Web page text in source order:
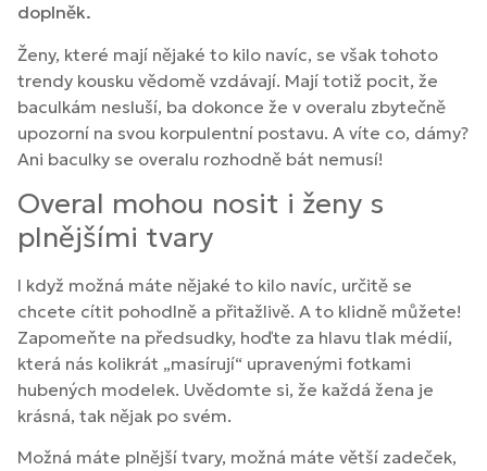
doplněk.
Ženy, které mají nějaké to kilo navíc, se však tohoto
trendy kousku vědomě vzdávají. Mají totiž pocit, že
baculkám nesluší, ba dokonce že v overalu zbytečně
upozorní na svou korpulentní postavu. A víte co, dámy?
Ani baculky se overalu rozhodně bát nemusí!
Overal mohou nosit i ženy s
plnějšími tvary
I když možná máte nějaké to kilo navíc, určitě se
chcete cítit pohodlně a přitažlivě. A to klidně můžete!
Zapomeňte na předsudky, hoďte za hlavu tlak médií,
která nás kolikrát „masírují“ upravenými fotkami
hubených modelek. Uvědomte si, že každá žena je
krásná, tak nějak po svém.
Možná máte plnější tvary, možná máte větší zadeček,